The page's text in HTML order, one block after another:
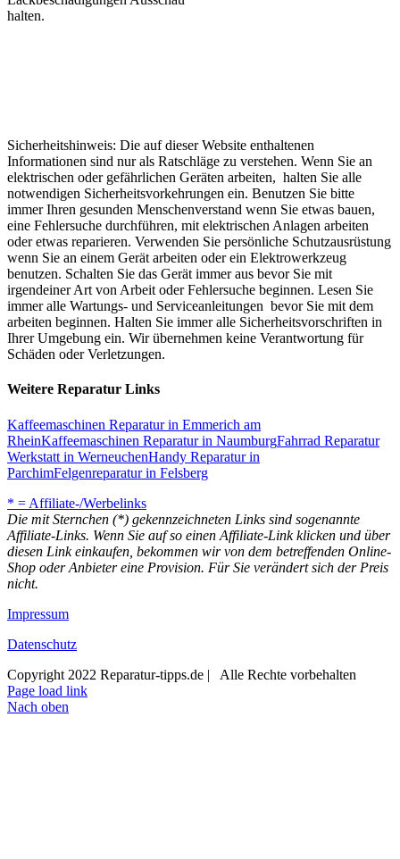
halten.
Sicherheitshinweis: Die auf dieser Website enthaltenen
Informationen sind nur als Ratschläge zu verstehen. Wenn Sie an
elektrischen oder gefährlichen Geräten arbeiten, halten Sie alle
notwendigen Sicherheitsvorkehrungen ein. Benutzen Sie bitte
immer Ihren gesunden Menschenverstand wenn Sie etwas bauen,
eine Fehlersuche durchführen, mit elektrischen Anlagen arbeiten
oder etwas reparieren. Verwenden Sie persönliche Schutzausrüstung
wenn Sie an einem Gerät arbeiten oder ein Elektrowerkzeug
benutzen. Schalten Sie das Gerät immer aus bevor Sie mit
irgendeiner Art von Arbeit oder Fehlersuche beginnen. Lesen Sie
immer alle Wartungs- und Serviceanleitungen bevor Sie mit dem
arbeiten beginnen. Halten Sie immer alle Sicherheitsvorschriften in
Ihrer Umgebung ein. Wir übernehmen keine Verantwortung für
Schäden oder Verletzungen.
Weitere Reparatur Links
Kaffeemaschinen Reparatur in Emmerich am
RheinKaffeemaschinen Reparatur in NaumburgFahrrad Reparatur
Werkstatt in WerneuchenHandy Reparatur in
ParchimFelgenreparatur in Felsberg
* = Affiliate-/Werbelinks
Die mit Sternchen (*) gekennzeichneten Links sind sogenannte
Affiliate-Links. Wenn Sie auf so einen Affiliate-Link klicken und über
diesen Link einkaufen, bekommen wir von dem betreffenden Online-
Shop oder Anbieter eine Provision. Für Sie verändert sich der Preis
nicht.
Impressum
Datenschutz
Copyright 2022 Reparatur-tipps.de | Alle Rechte vorbehalten
Page load link
Nach oben